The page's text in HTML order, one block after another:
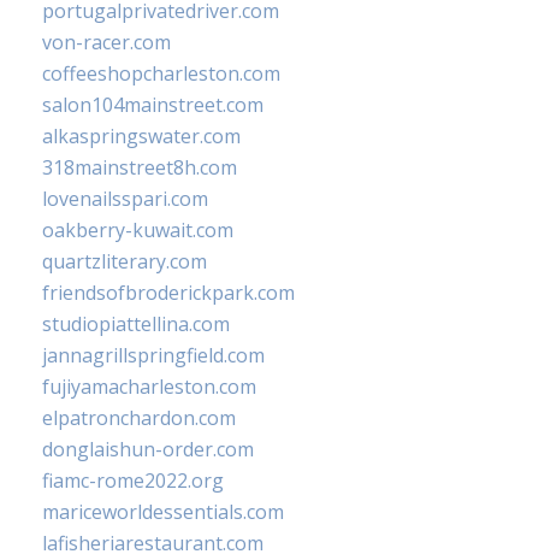
portugalprivatedriver.com
von-racer.com
coffeeshopcharleston.com
salon104mainstreet.com
alkaspringswater.com
318mainstreet8h.com
lovenailsspari.com
oakberry-kuwait.com
quartzliterary.com
friendsofbroderickpark.com
studiopiattellina.com
jannagrillspringfield.com
fujiyamacharleston.com
elpatronchardon.com
donglaishun-order.com
fiamc-rome2022.org
mariceworldessentials.com
lafisheriarestaurant.com